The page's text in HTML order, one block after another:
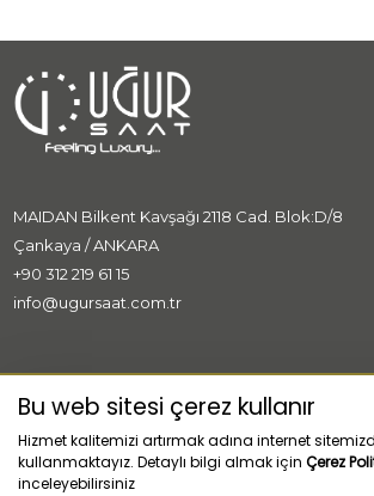
MAIDAN Bilkent Kavşağı 2118 Cad. Blok:D/8
Çankaya / ANKARA
+90 312 219 61 15
info@ugursaat.com.tr
MARKALAR
KURUMSAL
Bu web sitesi çerez kullanır
Hizmet kalitemizi artırmak adına internet
kullanmaktayız. Detaylı bilgi almak için Çerez
inceleyebilirsiniz